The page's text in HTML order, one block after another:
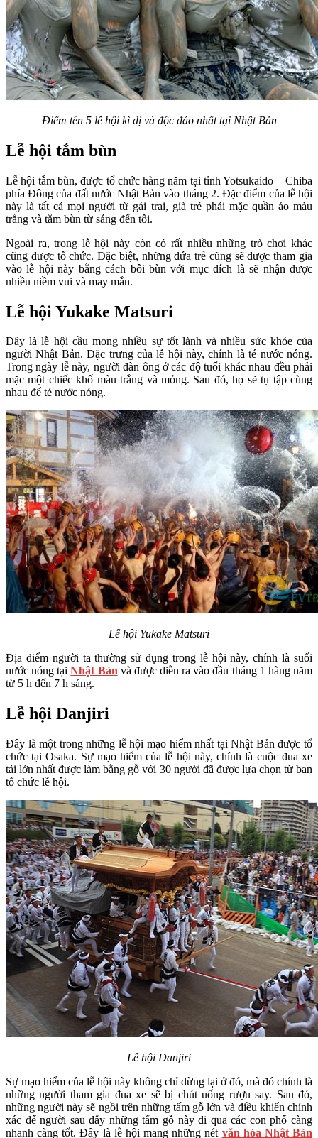
Điểm tên 5 lễ hội kì dị và độc đáo nhất tại Nhật Bản
Lễ hội tắm bùn
Lễ hội tắm bùn, được tổ chức hàng năm tại tỉnh Yotsukaido – Chiba
phía Đông của đất nước Nhật Bản vào tháng 2. Đặc điểm của lễ hội
này là tất cả mọi người từ gái trai, già trẻ phải mặc quần áo màu
trắng và tắm bùn từ sáng đến tối.
Ngoài ra, trong lễ hội này còn có rất nhiều những trò chơi khác
cũng được tổ chức. Đặc biệt, những đứa trẻ cũng sẽ được tham gia
vào lễ hội này bằng cách bôi bùn với mục đích là sẽ nhận được
nhiều niềm vui và may mắn.
Lễ hội Yukake Matsuri
Đây là lễ hội cầu mong nhiều sự tốt lành và nhiều sức khỏe của
người Nhật Bản. Đặc trưng của lễ hội này, chính là té nước nóng.
Trong ngày lễ này, người đàn ông ở các độ tuổi khác nhau đều phải
mặc một chiếc khố màu trắng và mỏng. Sau đó, họ sẽ tụ tập cùng
nhau để té nước nóng.
Lễ hội Yukake Matsuri
Địa điểm người ta thường sử dụng trong lễ hội này, chính là suối
nước nóng tạiNhật Bảnvà được diễn ra vào đầu tháng 1 hàng năm
từ 5 h đến 7 h sáng.
Lễ hội Danjiri
Đây là một trong những lễ hội mạo hiểm nhất tại Nhật Bản được tổ
chức tại Osaka. Sự mạo hiểm của lễ hội này, chính là cuộc đua xe
tải lớn nhất được làm bằng gỗ với 30 người đã được lựa chọn từ ban
tổ chức lễ hội.
Lễ hội Danjiri
Sự mạo hiểm của lễ hội này không chỉ dừng lại ở đó, mà đó chính là
những người tham gia đua xe sẽ bị chút uống rượu say. Sau đó,
những người này sẽ ngồi trên những tấm gỗ lớn và điều khiển chính
xác để người sau đẩy những tấm gỗ này đi qua các con phố càng
nhanh càng tốt. Đây là lễ hội mang những nét văn hóa Nhật Bản